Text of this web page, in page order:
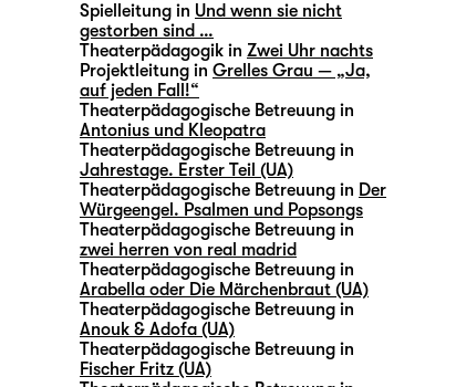
Spielleitung in Und wenn sie nicht
gestorben sind …
Theaterpädagogik in Zwei Uhr nachts
Projektleitung in Grelles Grau — „Ja,
auf jeden Fall!“
Theaterpädagogische Betreuung in
Antonius und Kleopatra
Theaterpädagogische Betreuung in
Jahrestage. Erster Teil (UA)
Theaterpädagogische Betreuung in Der
Würgeengel. Psalmen und Popsongs
Theaterpädagogische Betreuung in
zwei herren von real madrid
Theaterpädagogische Betreuung in
Arabella oder Die Märchenbraut (UA)
Theaterpädagogische Betreuung in
Anouk & Adofa (UA)
Theaterpädagogische Betreuung in
Fischer Fritz (UA)